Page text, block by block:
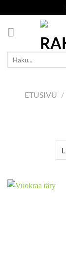
to
content
Etsi:
ETUSIVU /